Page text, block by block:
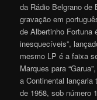
da Rádio Belgrano de
gravação em
de Albertinho Fortuna
inesquecíveis”,
mesmo LP é a faixa
Marques para
a Continental lançaria
de 1958, sob número